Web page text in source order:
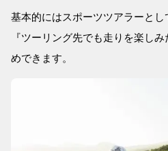
基本的にはスポーツツアラーと
『ツーリング先でも走りを楽し
めできます。